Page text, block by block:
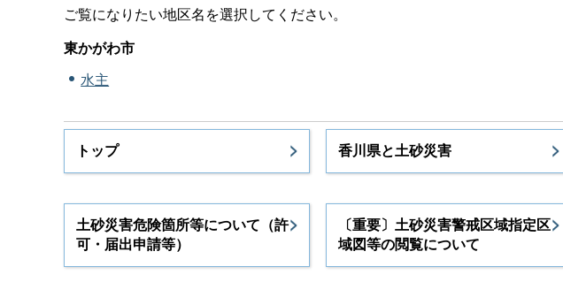
ご覧になりたい地区名を選択してください。
東かがわ市
水主
トップ
土砂災害危険箇所等について（許
可・届出申請等）
香川県と土砂災害
〔重要〕土砂災害警戒区域指定区
域図等の閲覧について